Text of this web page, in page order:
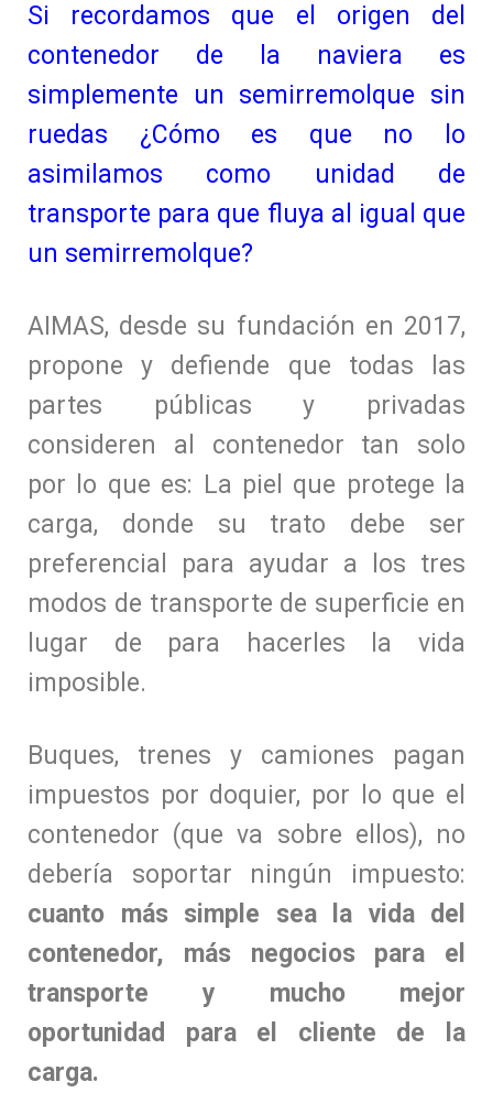
Si recordamos que el origen del
contenedor de la naviera es
simplemente un semirremolque sin
ruedas ¿Cómo es que no lo
asimilamos como unidad de
transporte para que fluya al igual que
un semirremolque?
AIMAS, desde su fundación en 2017,
propone y defiende que todas las
partes públicas y privadas
consideren al contenedor tan solo
por lo que es: La piel que protege la
carga, donde su trato debe ser
preferencial para ayudar a los tres
modos de transporte de superficie en
lugar de para hacerles la vida
imposible.
Buques, trenes y camiones pagan
impuestos por doquier, por lo que el
contenedor (que va sobre ellos), no
debería soportar ningún impuesto:
cuanto más simple sea la vida del
contenedor, más negocios para el
transporte y mucho mejor
oportunidad para el cliente de la
carga.